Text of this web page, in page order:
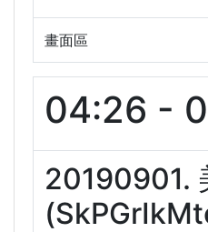
畫面區
04:26 -
20190901.